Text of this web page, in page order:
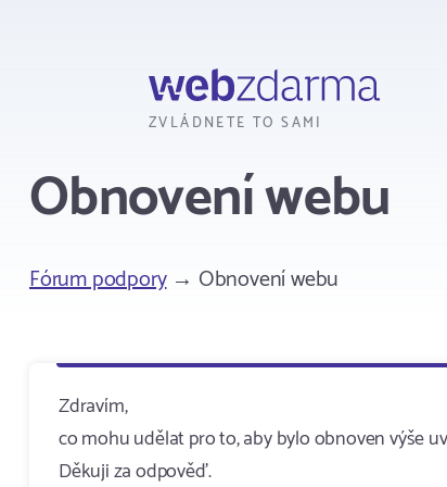
ZVLÁDNETE TO SAMI
Obnovení webu
Fórum podpory→ Obnovení webu
Zdravím,
co mohu udělat pro to, aby bylo obnoven výše
Děkuji za odpověď.